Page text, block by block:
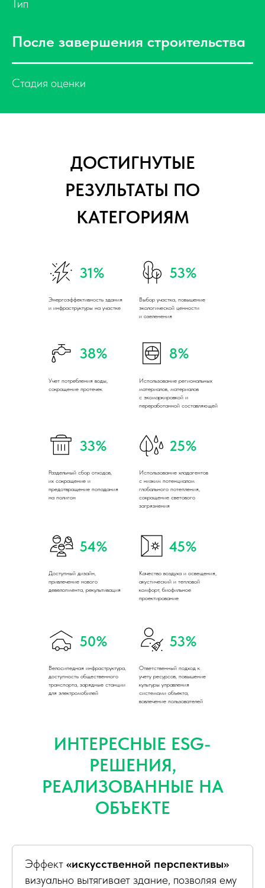
Тип
После завершения строительства
Стадия оценки
ДОСТИГНУТЫЕ
РЕЗУЛЬТАТЫ ПО
КАТЕГОРИЯМ
Энергоэффективность здания
и инфраструктуры на участке
31%
33%
53%
38% 8%
Выбор участка, повышение
экологической ценности
и озеленения
Учет потребления воды,
сокращение протечек
Использование региональных
материалов, материалов
с экомаркировкой и
переработанной составляющей
Раздельный сбор отходов,
их сокращение и
предотвращение попадания
на полигон
Использование хладагентов
с низким потенциалом
глобального потепления,
сокращение светового
загрязнения
Доступный дизайн,
привлечение нового
девелопмента, рекультивация
Качество воздуха и освещения,
акустический и тепловой
комфорт, биофильное
проектирование
Велосипедная инфраструктура,
доступность общественного
транспорта, зарядные станции
для электромобилей
Ответственный подход к
учету ресурсов, повышение
культуры управления
системами объекта,
вовлечение пользователей
25%
53%
50%
54% 45%
ИНТЕРЕСНЫЕ ESG-
РЕШЕНИЯ,
РЕАЛИЗОВАННЫЕ НА
ОБЪЕКТЕ
Эффект «искусственной перспективы»
визуально вытягивает здание, позволяя ему